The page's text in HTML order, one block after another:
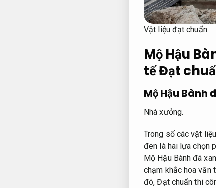
Vật liệu đạt chuẩn.
Mộ Hậu
tếĐạt
Mộ Hậu Bành
Nhà xưởng.
Trong số các vật
đen là hai lựa chọn
Mộ Hậu Bành đá
chạm khắc hoa văn
đó,Đạt chuẩn thi